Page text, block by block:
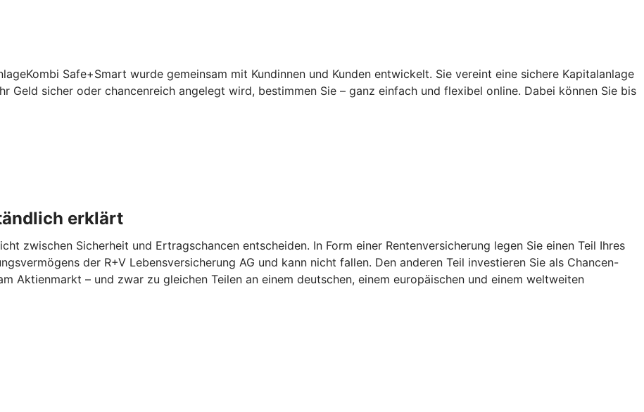
Safe+Smart wurde gemeinsam mit Kundinnen und Kunden entwickelt. Sie vereint eine sichere Kapitalanlage
Geld sicher oder chancenreich angelegt wird, bestimmen Sie – ganz einfach und flexibel online. Dabei können Sie bis
erklärt
zwischen Sicherheit und Ertragschancen entscheiden. In Form einer Rentenversicherung legen Sie einen Teil Ihres
der R+V Lebensversicherung AG und kann nicht fallen. Den anderen Teil investieren Sie als Chancen-
Aktienmarkt – und zwar zu gleichen Teilen an einem deutschen, einem europäischen und einem weltweiten